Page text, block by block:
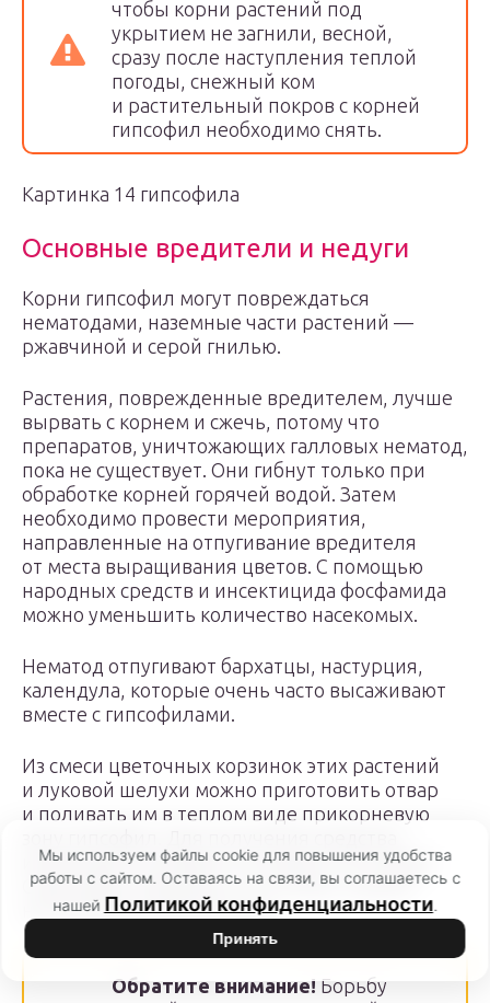
чтобы корни растений под
укрытием не загнили, весной,
сразу после наступления теплой
погоды, снежный ком
и растительный покров с корней
гипсофил необходимо снять.
Картинка 14 гипсофила
Основные вредители и недуги
Корни гипсофил могут повреждаться
нематодами, наземные части растений —
ржавчиной и серой гнилью.
Растения, поврежденные вредителем, лучше
вырвать с корнем и сжечь, потому что
препаратов, уничтожающих галловых нематод,
пока не существует. Они гибнут только при
обработке корней горячей водой. Затем
необходимо провести мероприятия,
направленные на отпугивание вредителя
от места выращивания цветов. С помощью
народных средств и инсектицида фосфамида
можно уменьшить количество насекомых.
Нематод отпугивают бархатцы, настурция,
календула, которые очень часто высаживают
вместе с гипсофилами.
Из смеси цветочных корзинок этих растений
и луковой шелухи можно приготовить отвар
и поливать им в теплом виде прикорневую
используют не менее 1 кг сырья и 10 л воды.
Смеси дают прокипеть 10-15 мин, а затем
настояться в течение суток.
Обратите внимание! Борьбу
Мы используем файлы cookie для повышения удобства
работы с сайтом. Оставаясь на связи, вы соглашаетесь с
нашей Политикой конфиденциальности.
Принять